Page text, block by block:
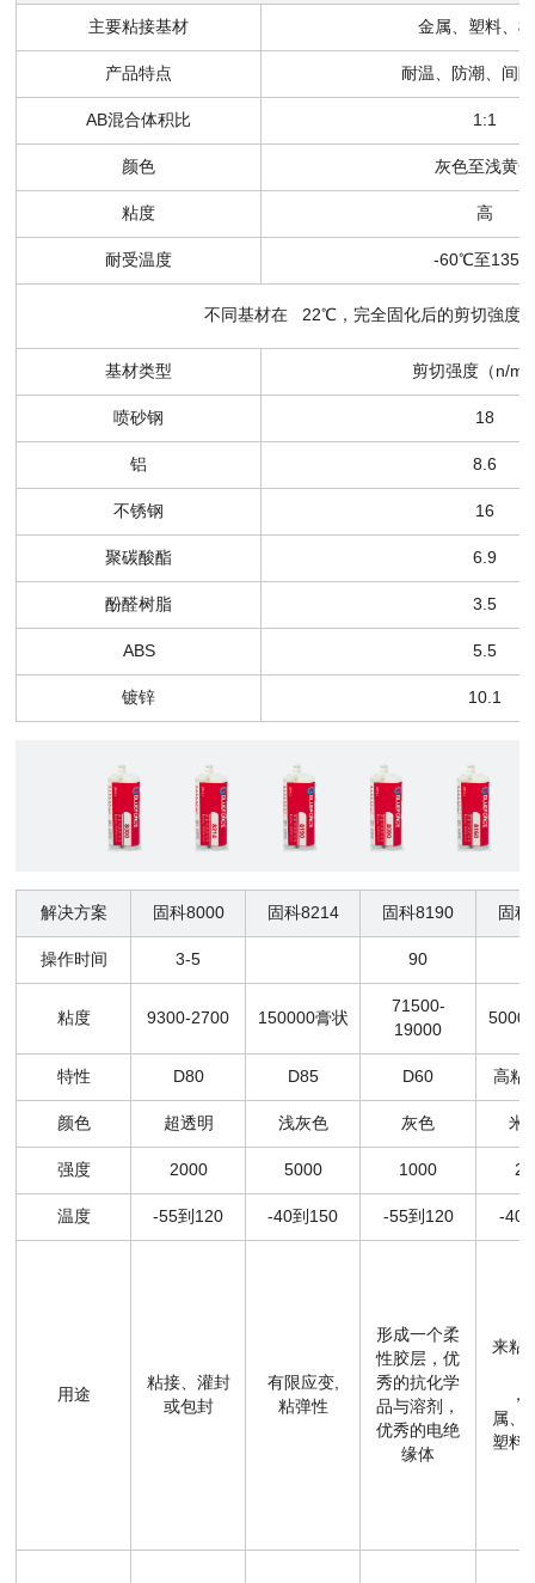
主要粘接基材 金属、塑料、
产品特点 耐温、防潮、间
AB混合体积比 1:1
颜色 灰色至浅黄色
粘度 高
耐受温度 -60℃至135℃
不同基材在 22℃，完全固化后的剪切強度
基材类型 剪切强度（n/m
喷砂钢 18
铝 8.6
不锈钢 16
聚碳酸酯 6.9
酚醛树脂 3.5
ABS 5.5
镀锌 10.1
解决方案 固科8000 固科8214 固科8190 固
操作时间 3-5 90
粘度 9300-2700 150000膏状
71500-
19000
特性 D80 D85 D60 高粘
颜色 超透明 浅灰色 灰色 米
强度 2000 5000 1000
温度 -55到120 -40到150 -55到120 -40
用途
粘接、灌封
或包封
有限应变,
粘弹性
形成一个柔
性胶层，优
秀的抗化学
品与溶剂，
优秀的电绝
缘体
来粘
，
属、
塑料